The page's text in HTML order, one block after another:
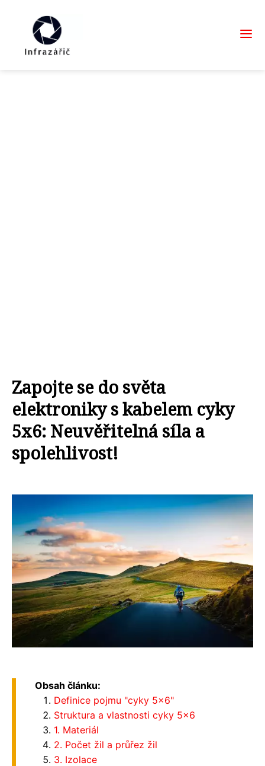
Zapojte se do světa
elektroniky s kabelem cyky
5x6: Neuvěřitelná síla a
spolehlivost!
Obsah článku:
Definice pojmu "cyky 5x6"
Struktura a vlastnosti cyky 5x6
1. Materiál
2. Počet žil a průřez žil
3. Izolace